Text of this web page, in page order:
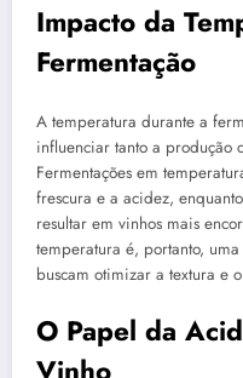
Impacto da
Fermentação
A temperatura durante a
influenciar tanto a produção
Fermentações em
frescura e a acidez,
resultar em vinhos mais
temperatura é, portanto,
buscam otimizar a textura e
O Papel da